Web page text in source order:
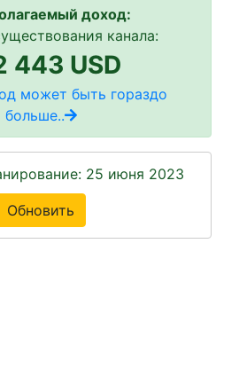
доход:
канала:
443 USD
может быть гораздо
больше..
25 июня 2023
Обновить